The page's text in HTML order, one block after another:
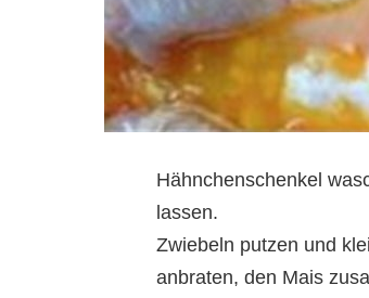
Hähnchenschenkel
lassen.
Zwiebeln putzen und
anbraten, den Mais